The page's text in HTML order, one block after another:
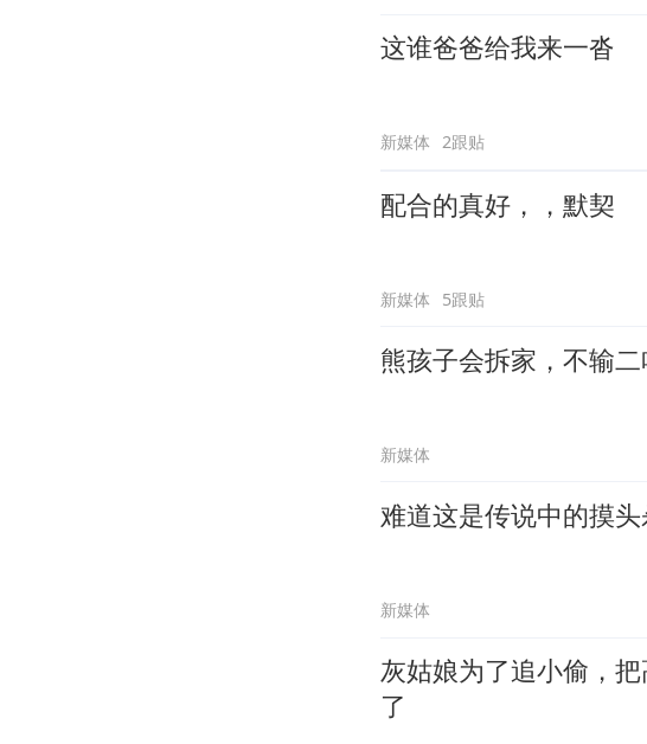
这谁爸爸给我来一沓
新媒体 2跟贴
配合的真好，，默契
新媒体 5跟贴
熊孩子会拆家，不输二
新媒体
难道这是传说中的摸头
新媒体
灰姑娘为了追小偷，
了